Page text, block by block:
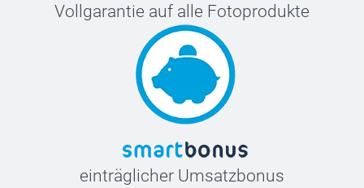
Vollgarantie auf alle Fotoprodukte
einträglicher Umsatzbonus